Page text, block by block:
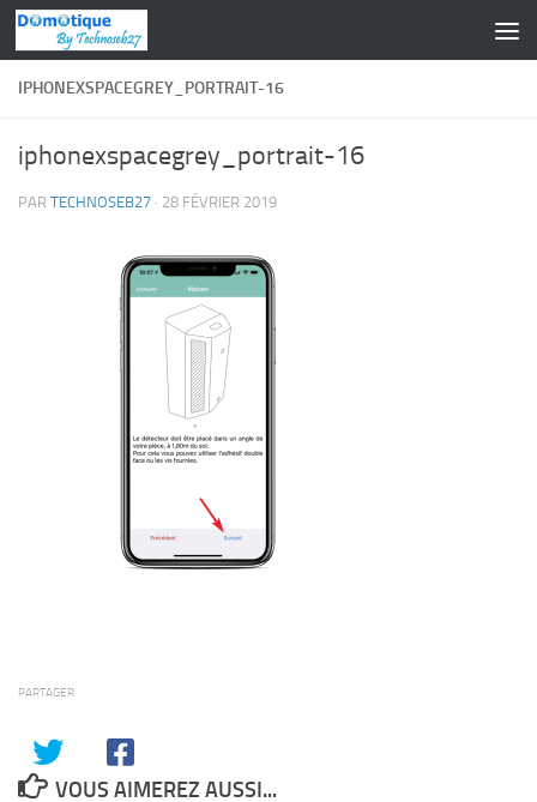
Skip to content
IPHONEXSPACEGREY_PORTRAIT-16
iphonexspacegrey_portrait-16
PAR TECHNOSEB27 · 28 FÉVRIER 2019
PARTAGER
VOUS AIMEREZ AUSSI...